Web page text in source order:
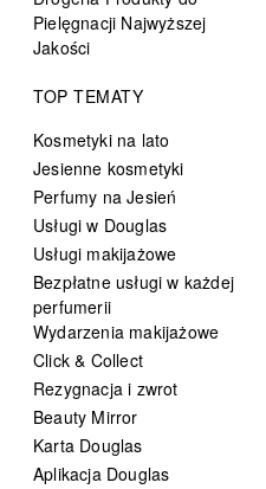
Pielęgnacji Najwyższej
Jakości
TOP TEMATY
Kosmetyki na lato
Jesienne kosmetyki
Perfumy na Jesień
Usługi w Douglas
Usługi makijażowe
Bezpłatne usługi w każdej
perfumerii
Wydarzenia makijażowe
Click & Collect
Rezygnacja i zwrot
Beauty Mirror
Karta Douglas
Aplikacja Douglas